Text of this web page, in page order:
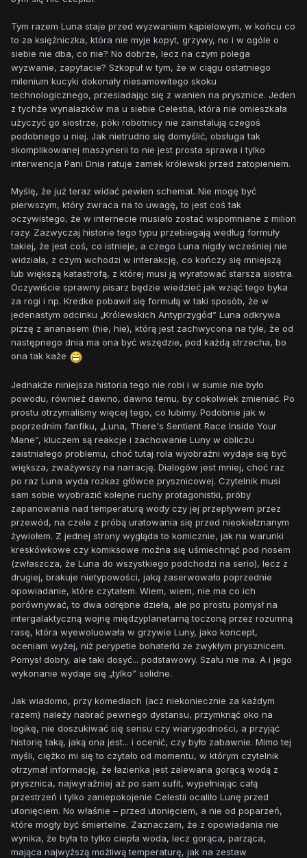
Tym razem Luna staje przed wyzwaniem kąpielowym, w końcu co
to za księżniczka, która nie myje kopyt, grzywy, no i w ogóle o
siebie nie dba, co nie? No dobrze, lecz na czym polega
wyzwanie, zapytacie? Szkopuł w tym, że w ciągu ostatniego
milenium kucyki dokonały niesamowitego skoku
technologicznego, przesiadając się z wanien na prysznice. Jeden
z tychże wynalazków ma u siebie Celestia, która nie omieszkała
użyczyć go siostrze, póki robotnicy nie zainstalują czegoś
podobnego u niej. Jak nietrudno się domyślić, obsługa tak
skomplikowanej maszynerii to nie jest prosta sprawa i tylko
interwencja Pani Dnia ratuje zamek królewski przed zatopieniem.
Myślę, że już teraz widać pewien schemat. Nie mogę być
pierwszym, który zwraca na to uwagę, to jest coś tak
oczywistego, że w internecie musiało zostać wspomniane z milion
razy. Zazwyczaj historie tego typu przebiegają według formuły
takiej, że jest coś, co istnieje, a czego Luna nigdy wcześniej nie
widziała, z czym wchodzi w interakcję, co kończy się mniejszą
lub większą katastrofą, z której musi ją wyratować starsza siostra.
Oczywiście sprawny pisarz będzie wiedzieć jak wziąć tego byka
za rogi i np. Kredke pobawił się formułą w taki sposób, że w
jedenastym odcinku „Królewskich Antyprzygód” Luna odkrywa
pizzę z ananasem (hie, hie), którą jest zachwycona na tyle, że od
następnego dnia ma ona być wszędzie, pod każdą strzecha, bo
ona tak każe
Jednakże niniejsza historia tego nie robi i w sumie nie było
powodu, również dawno, dawno temu, by cokolwiek zmieniać. Po
prostu otrzymaliśmy więcej tego, co lubimy. Podobnie jak w
poprzednim fanfiku, „Luna, There's Sentient Race Inside Your
Mane”, kluczem są reakcje i zachowanie Luny w obliczu
zaistniałego problemu, choć tutaj rola wyobraźni wydaje się być
większa, zważywszy na narrację. Dialogów jest mniej, choć raz
po raz Luna wyda rozkaz główce prysznicowej. Czytelnik musi
sam sobie wyobrazić kolejne ruchy protagonistki, próby
zapanowania nad temperaturą wody czy jej przepływem przez
przewód, na czele z próbą uratowania się przed nieokiełznanym
żywiołem. Z jednej strony wygląda to komicznie, jak na warunki
kreskówkowe czy komiksowe można się uśmiechnąć pod nosem
(zwłaszcza, że Luna do wszystkiego podchodzi na serio), lecz z
drugiej, brakuje nietypowości, jaką zaserwowało poprzednie
opowiadanie, które czytałem. Wiem, wiem, nie ma co ich
porównywać, to dwa odrębne dzieła, ale po prostu pomysł na
intergalaktyczną wojnę międzyplanetarną toczoną przez rozumną
rasę, która wyewoluowała w grzywie Luny, jako koncept,
oceniam wyżej, niż perypetie bohaterki ze zwykłym prysznicem.
Pomysł dobry, ale taki dosyć... podstawowy. Szału nie ma. A i jego
wykonanie wydaje się „tylko” solidne.
Jak wiadomo, przy komediach (acz niekoniecznie za każdym
razem) należy nabrać pewnego dystansu, przymknąć oko na
logikę, nie doszukiwać się sensu czy wiarygodności, a przyjąć
historię taką, jaką ona jest... i ocenić, czy było zabawnie. Mimo tej
myśli, ciężko mi się to czytało od momentu, w którym czytelnik
otrzymał informację, że łazienka jest zalewana gorącą wodą z
prysznica, najwyraźniej aż po sam sufit, wypełniając całą
przestrzeń i tylko zaniepokojenie Celestii ocaliło Lunę przed
utonięciem. No właśnie – przed utonięciem, a nie od poparzeń,
które mogły być śmiertelne. Zaznaczam, że z opowiadania nie
wynika, że była to tylko ciepła woda, lecz gorąca, parząca,
mająca najwyższą możliwą temperaturę, jak na zestaw